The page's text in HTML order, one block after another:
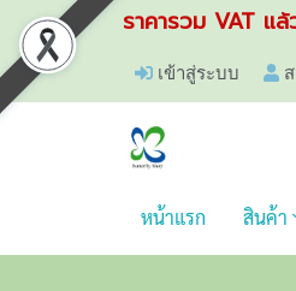
ราคารวม VAT แ
เข้าสู่ระบบ
หน้าแรก สินค้า